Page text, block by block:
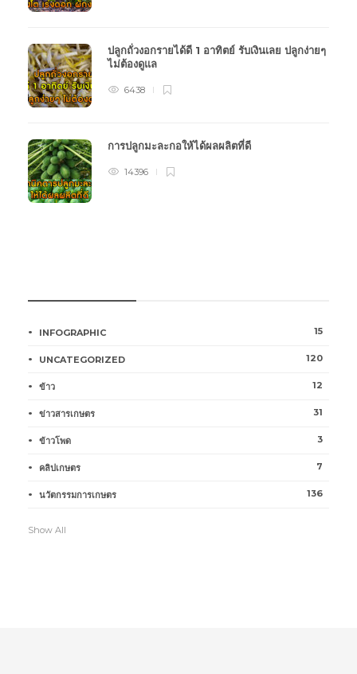
ปลูกถั่วงอกรายได้ดี 1 อาทิตย์ รับเงินเลย ปลูกง่ายๆ
ไม่ต้องดูแล
6438
การปลูกมะละกอให้ได้ผลผลิตที่ดี
14396
INFOGRAPHIC 15
UNCATEGORIZED 120
ข้าว 12
ข่าวสารเกษตร 31
ข้าวโพด 3
คลิปเกษตร 7
นวัตกรรมการเกษตร 136
Show All